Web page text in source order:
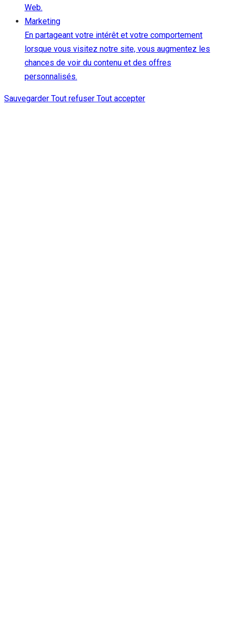
Web.
Marketing
En partageant votre intérêt et votre comportement
lorsque vous visitez notre site, vous augmentez les
chances de voir du contenu et des offres
personnalisés.
Sauvegarder Tout refuser Tout accepter